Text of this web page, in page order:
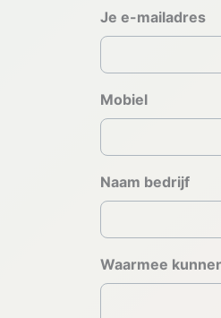
Je e-mailadres
Mobiel
Naam bedrijf
Waarmee